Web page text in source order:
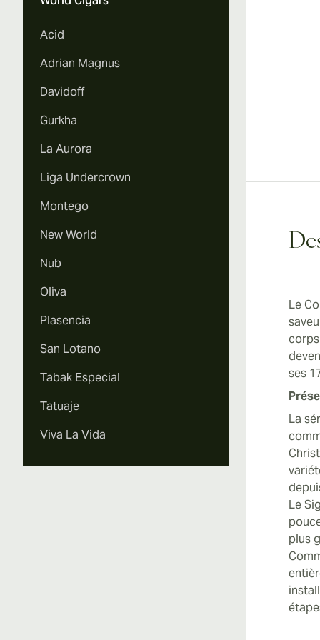
Acid
Adrian Magnus
Davidoff
Gurkha
La Aurora
Liga Undercrown
Montego
New World
Nub
Oliva
Plasencia
San Lotano
Tabak Especial
Tatuaje
Viva La Vida
Le
ses
La
Le
plus